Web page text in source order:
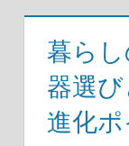
暮ら
器選
進化ポ